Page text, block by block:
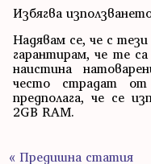
Избягва
Надявам се, че с
гарантирам, че те
наистина
често страдат
предполага, че се
2GB RAM.
« Предишна статия